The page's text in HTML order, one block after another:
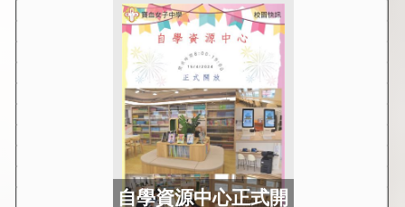
自學資源中心正式開